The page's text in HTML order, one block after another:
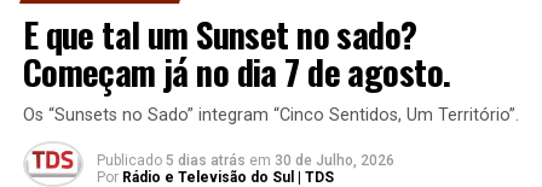
E que tal um Sunset no sado?
Começam já no dia 7 de agosto.
Os “Sunsets no Sado” integram “Cinco Sentidos, Um Território”.
Publicado 5 dias atrás em 30 de Julho, 2026
Por Rádio e Televisão do Sul | TDS